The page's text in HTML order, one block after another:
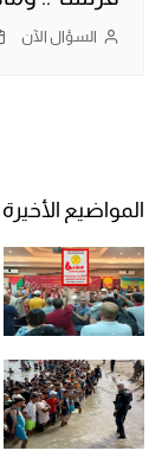
السؤال الآن
المواضيع الأخيرة